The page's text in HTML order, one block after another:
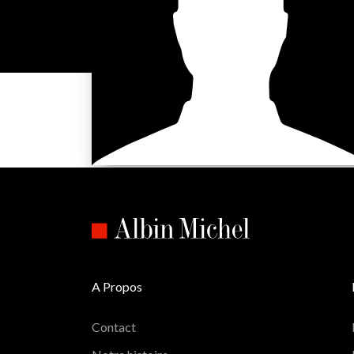
A Propos
Contact